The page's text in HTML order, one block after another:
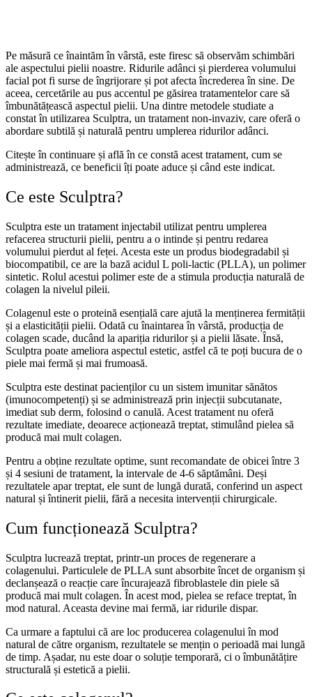
Pe măsură ce înaintăm în vârstă, este firesc să observăm schimbări
ale aspectului pielii noastre. Ridurile adânci și pierderea volumului
facial pot fi surse de îngrijorare și pot afecta încrederea în sine. De
aceea, cercetările au pus accentul pe găsirea tratamentelor care să
îmbunătățească aspectul pielii. Una dintre metodele studiate a
constat în utilizarea Sculptra, un tratament non-invaziv, care oferă o
abordare subtilă și naturală pentru umplerea ridurilor adânci.
Citește în continuare și află în ce constă acest tratament, cum se
administrează, ce beneficii îți poate aduce și când este indicat.
Ce este Sculptra?
Sculptra este un tratament injectabil utilizat pentru umplerea
refacerea structurii pielii, pentru a o intinde și pentru redarea
volumului pierdut al feței. Acesta este un produs biodegradabil și
biocompatibil, ce are la bază acidul L poli-lactic (PLLA), un polimer
sintetic. Rolul acestui polimer este de a stimula producția naturală de
colagen la nivelul pileii.
Colagenul este o proteină esențială care ajută la menținerea fermității
și a elasticității pielii. Odată cu înaintarea în vârstă, producția de
colagen scade, ducând la apariția ridurilor și a pielii lăsate. Însă,
Sculptra poate ameliora aspectul estetic, astfel că te poți bucura de o
piele mai fermă și mai frumoasă.
Sculptra este destinat pacienților cu un sistem imunitar sănătos
(imunocompetenți) și se administrează prin injecții subcutanate,
imediat sub derm, folosind o canulă. Acest tratament nu oferă
rezultate imediate, deoarece acționează treptat, stimulând pielea să
producă mai mult colagen.
Pentru a obține rezultate optime, sunt recomandate de obicei între 3
și 4 sesiuni de tratament, la intervale de 4-6 săptămâni. Deși
rezultatele apar treptat, ele sunt de lungă durată, conferind un aspect
natural și întinerit pielii, fără a necesita intervenții chirurgicale.
Cum funcționează Sculptra?
Sculptra lucrează treptat, printr-un proces de regenerare a
colagenului. Particulele de PLLA sunt absorbite încet de organism și
declanșează o reacție care încurajează fibroblastele din piele să
producă mai mult colagen. În acest mod, pielea se reface treptat, în
mod natural. Aceasta devine mai fermă, iar ridurile dispar.
Ca urmare a faptului că are loc producerea colagenului în mod
natural de către organism, rezultatele se mențin o perioadă mai lungă
de timp. Așadar, nu este doar o soluție temporară, ci o îmbunătățire
structurală și estetică a pielii.